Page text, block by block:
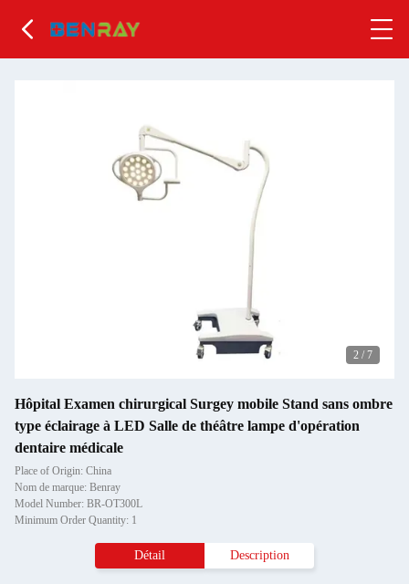
2 / 7
Hôpital Examen chirurgical Surgey mobile Stand sans ombre
type éclairage à LED Salle de théâtre lampe d'opération
dentaire médicale
Place of Origin: China
Nom de marque: Benray
Model Number: BR-OT300L
Minimum Order Quantity: 1
Détail Description